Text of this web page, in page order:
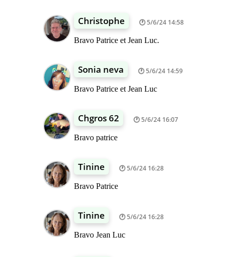
Christophe 5/6/24 14:58
Bravo Patrice et Jean Luc.
Sonia neva 5/6/24 14:59
Bravo Patrice et Jean Luc
Chgros 62 5/6/24 16:07
Bravo patrice
Tinine 5/6/24 16:28
Bravo Patrice
Tinine 5/6/24 16:28
Bravo Jean Luc